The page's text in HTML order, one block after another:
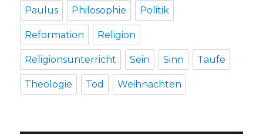
Paulus Philosophie Politik
Reformation Religion
Religionsunterricht Sein Sinn Taufe
Theologie Tod Weihnachten